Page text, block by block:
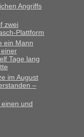
Angriffs
zwei
Plattform
ein Mann
Tage lang
im August
–
und